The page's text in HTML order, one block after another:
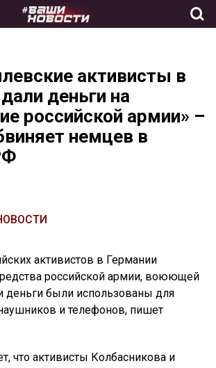
активисты в
деньги на
российской армии» –
немцев в
активистов в Германии
российской армии, воюющей
деньги были использованы для
и телефонов, пишет
что активисты Колбасникова и